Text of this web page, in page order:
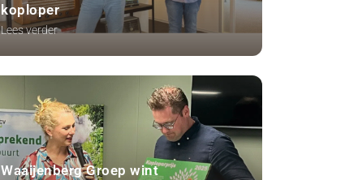
koploper
Lees verder
Waaijenberg Groep wint